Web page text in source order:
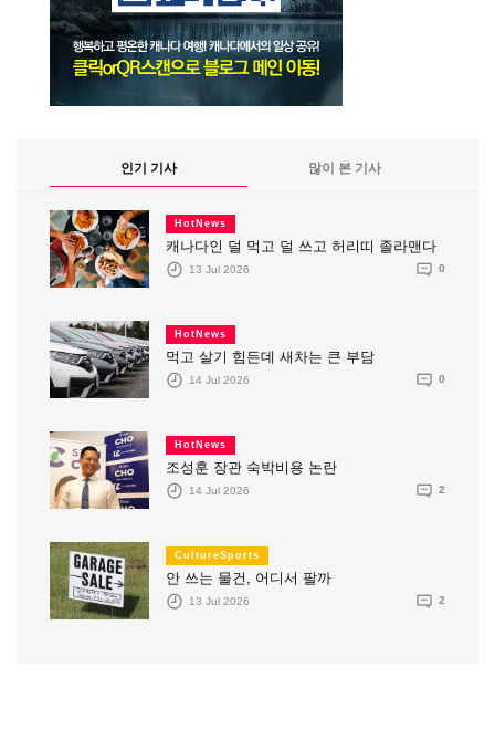
인기 기사 많이 본 기사
HotNews
캐나다인 덜 먹고 덜 쓰고 허리띠 졸라맨다
13 Jul 2026 0
HotNews
먹고 살기 힘든데 새차는 큰 부담
14 Jul 2026 0
HotNews
조성훈 장관 숙박비용 논란
14 Jul 2026 2
CultureSports
안 쓰는 물건, 어디서 팔까
13 Jul 2026 2